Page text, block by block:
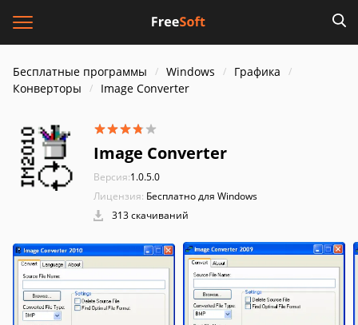
Бесплатные программы Windows
Графика
Конверторы
Image Converter
Image Converter
Версия:1.0.5.0
Лицензия: Бесплатно для Windows
313 скачиваний